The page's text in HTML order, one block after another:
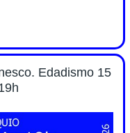
sobre el nuevo Acuerdo
Edadismo 15